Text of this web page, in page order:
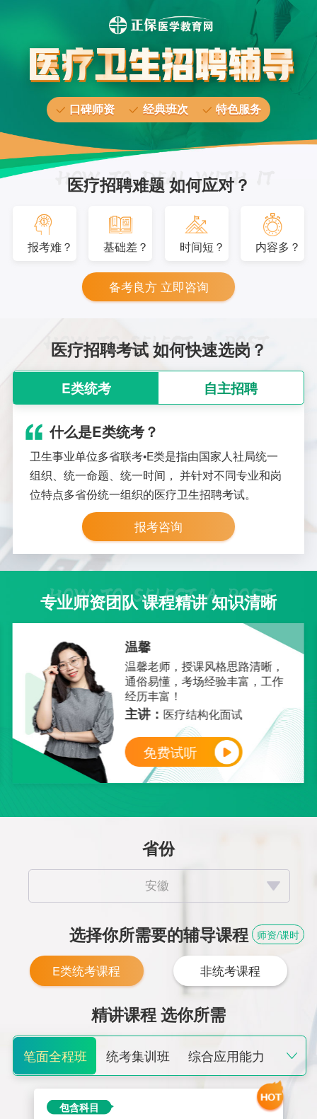
口碑师资 经典班次 特色服务
医疗招聘难题 如何应对？
报考难？ 基础差？ 时间短？ 内容多？
备考良方 立即咨询
医疗招聘考试 如何快速选岗？
E类统考 自主招聘
什么是E类统考？
卫生事业单位多省联考•E类是指由国家人社局统一
组织、统一命题、统一时间， 并针对不同专业和岗
位特点多省份统一组织的医疗卫生招聘考试。
报考咨询
专业师资团队 课程精讲 知识清晰
温馨
温馨老师，授课风格思路清晰，
通俗易懂，考场经验丰富，工作
经历丰富！
主讲： 医疗结构化面试
免费试听
省份
选择你所需要的辅导课程 师资/课时
E类统考课程 非统考课程
精讲课程 选你所需
笔面全程班 统考集训班 综合应用能力
职业行政能力测验 面试无忧班
包含科目